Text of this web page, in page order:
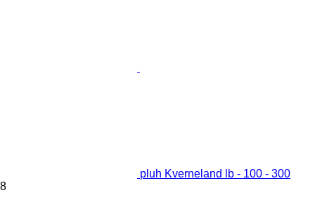
pluh Kverneland lb - 100 - 300
8